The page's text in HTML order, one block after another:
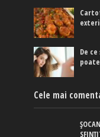
De
Cele mai